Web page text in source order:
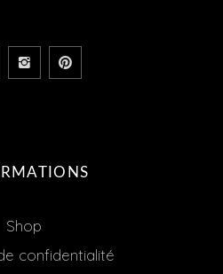
Shop
confidentialité